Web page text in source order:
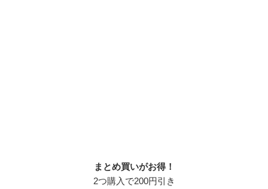
まとめ買いがお得！
2つ購入で200円引き